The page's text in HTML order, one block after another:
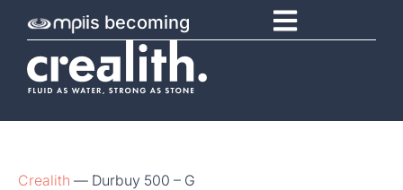
is becoming
Crealith — Durbuy 500 – G